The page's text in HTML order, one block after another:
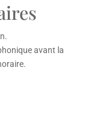
avant la